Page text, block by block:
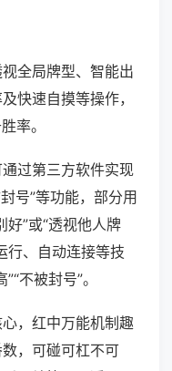
全局牌型、智能出
快速自摸等操作，
率。
过第三方软件实现
号”等功能，部分用
好”或“透视他人牌
行、自动连接等技
不被封号”。
，红中万能机制趣
，可碰可杠不可